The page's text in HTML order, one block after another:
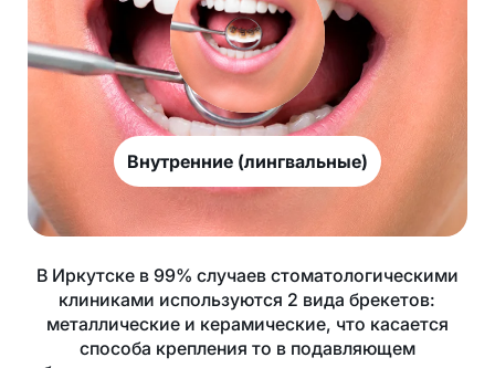
Внутренние (лингвальные)
В Иркутске в 99% случаев стоматологическими
клиниками используются 2 вида брекетов:
металлические и керамические, что касается
способа крепления то в подавляющем